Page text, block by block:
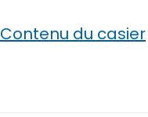
Contenu du casier